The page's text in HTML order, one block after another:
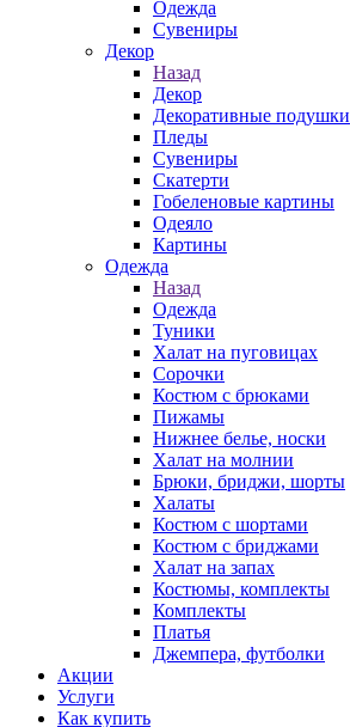
Одежда
Сувениры
Декор
Назад
Декор
Декоративные подушки
Пледы
Сувениры
Скатерти
Гобеленовые картины
Одеяло
Картины
Одежда
Назад
Одежда
Туники
Халат на пуговицах
Сорочки
Костюм с брюками
Пижамы
Нижнее белье, носки
Халат на молнии
Брюки, бриджи, шорты
Халаты
Костюм с шортами
Костюм с бриджами
Халат на запах
Костюмы, комплекты
Комплекты
Платья
Джемпера, футболки
Акции
Услуги
Как купить